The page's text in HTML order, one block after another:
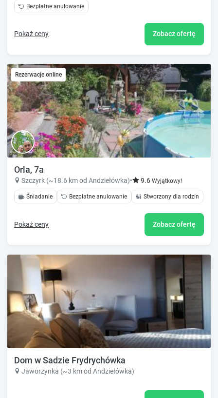
Bezpłatne anulowanie
Pokaż ceny Zobacz ofertę
Rezerwacje online
Orla, 7a
Szczyrk (~18.6 km od Andziełówka)• 9.6 Wyjątkowy!
Śniadanie Bezpłatne anulowanie Stworzony dla rodzin
Pokaż ceny Zobacz ofertę
Dom w Sadzie Frydrychówka
Jaworzynka (~3 km od Andziełówka)